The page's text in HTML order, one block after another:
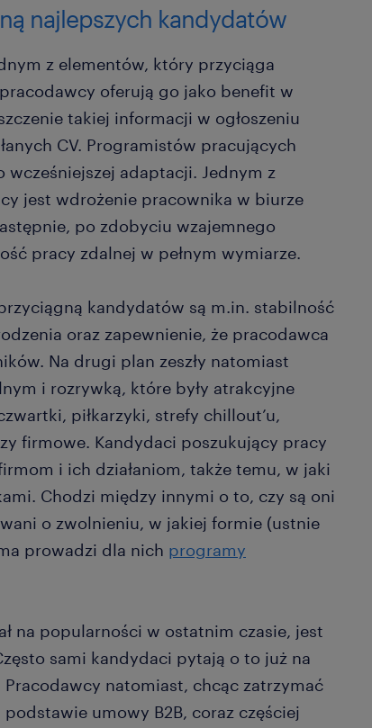
najlepszych kandydatów
z elementów, który przyciąga
oferują go jako benefit w
takiej informacji w ogłoszeniu
CV. Programistów pracujących
wcześniejszej adaptacji. Jednym z
jest wdrożenie pracownika w biurze
po zdobyciu wzajemnego
pracy zdalnej w pełnym wymiarze.
kandydatów są m.in. stabilność
oraz zapewnienie, że pracodawca
Na drugi plan zeszły natomiast
i rozrywką, które były atrakcyjne
piłkarzyki, strefy chillout’u,
firmowe. Kandydaci poszukujący pracy
i ich działaniom, także temu, w jaki
Chodzi między innymi o to, czy są oni
o zwolnieniu, w jakiej formie (ustnie
prowadzi dla nich programy
na popularności w ostatnim czasie, jest
sami kandydaci pytają o to już na
natomiast, chcąc zatrzymać
umowy B2B, coraz częściej